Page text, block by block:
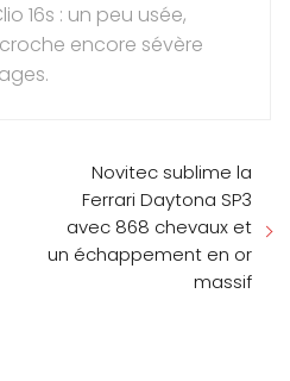
16s : un peu usée,
encore sévère
Novitec sublime la
Ferrari Daytona SP3
avec 868 chevaux et
un échappement en or
massif